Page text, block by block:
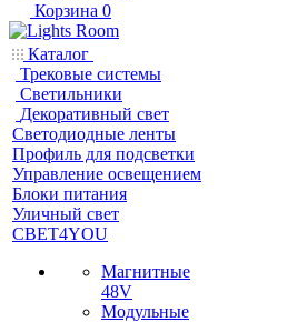
Корзина 0
Каталог
Трековые системы
Светильники
Декоративный свет
Светодиодные ленты
Профиль для подсветки
Управление освещением
Блоки питания
Уличный свет
СВЕТ4YOU
Магнитные
48V
Модульные